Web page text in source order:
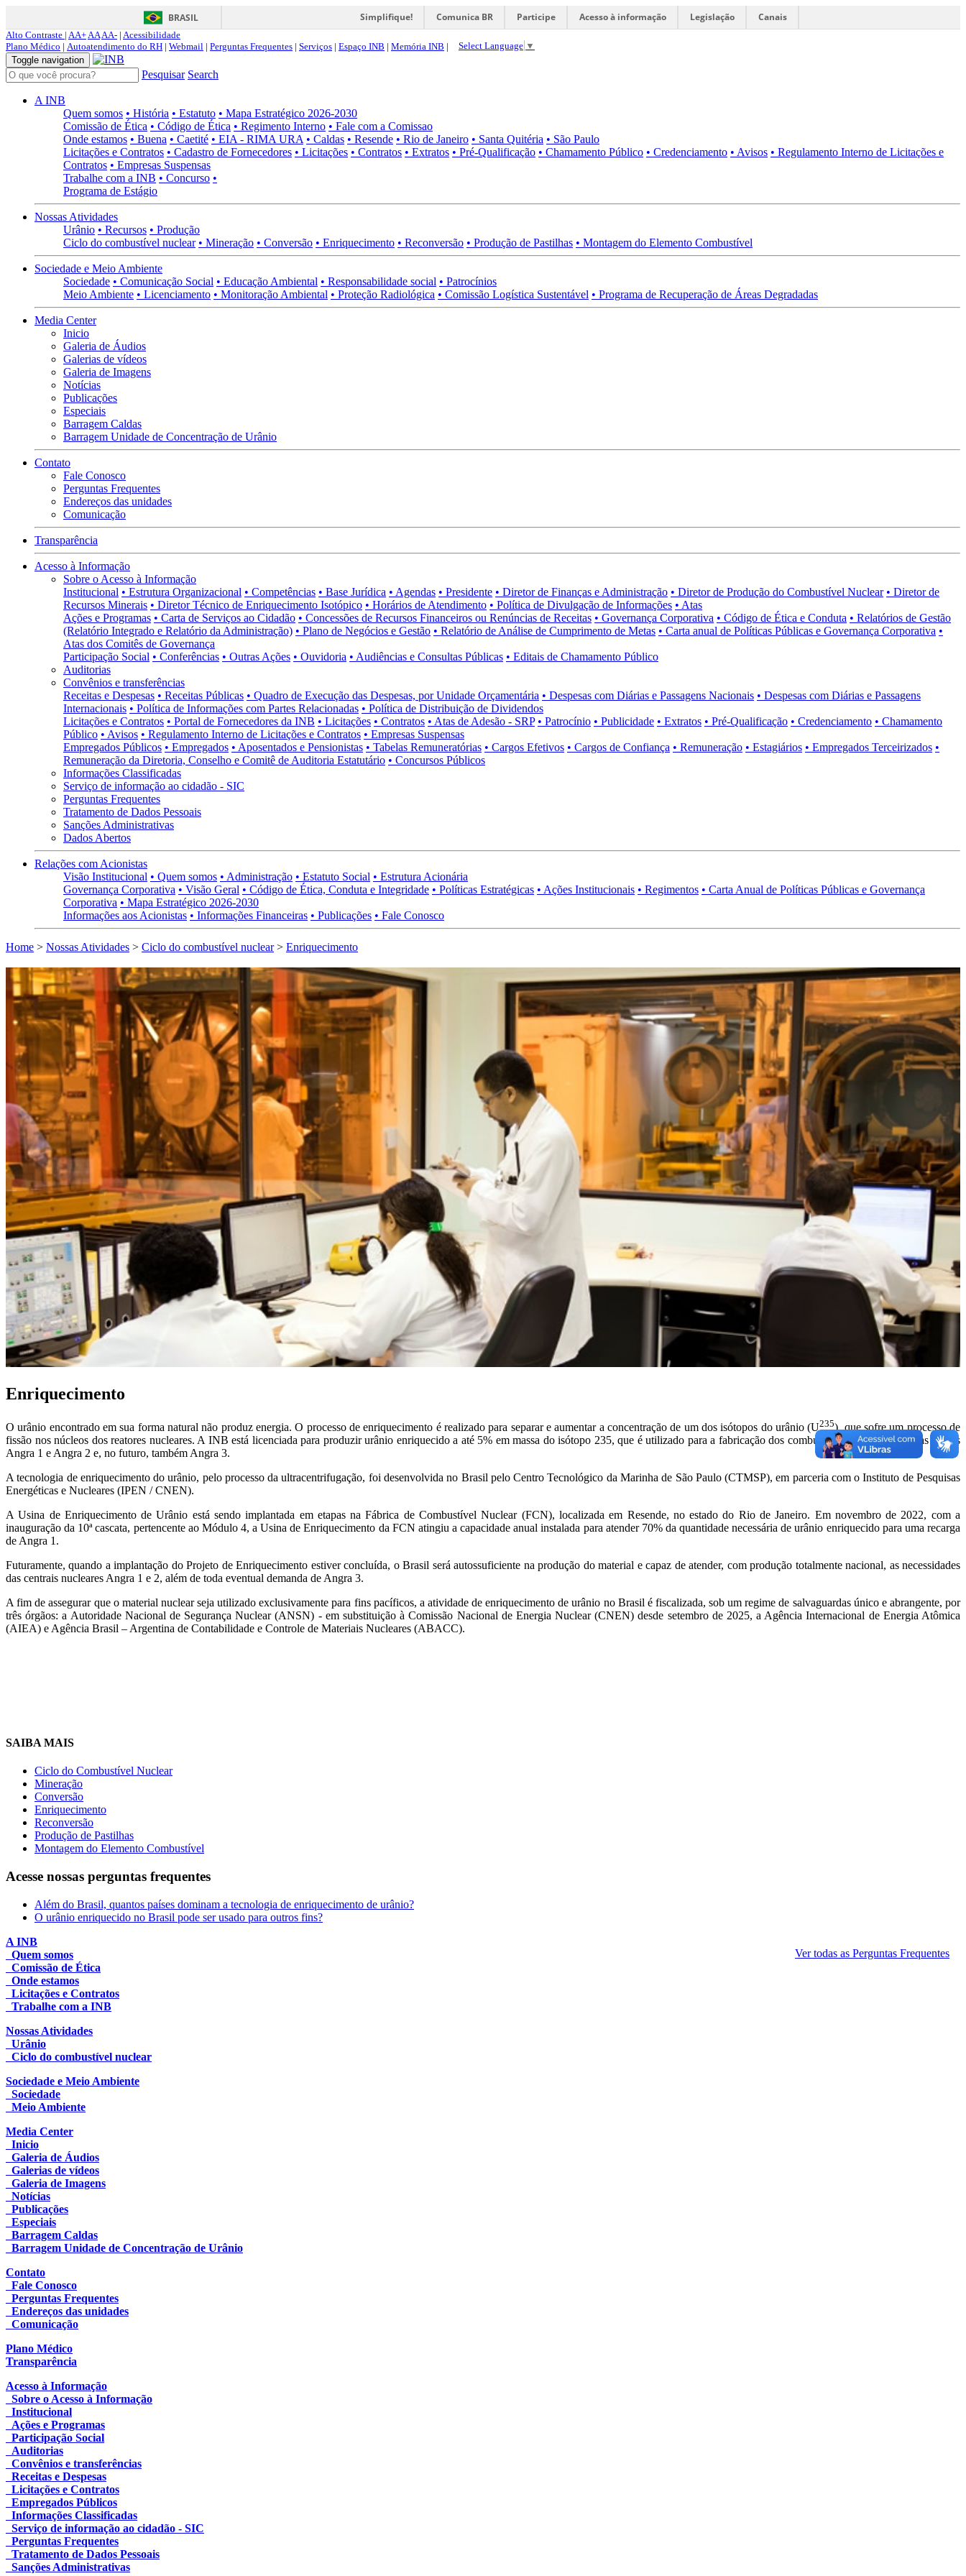
BRASIL Simplifique! Comunica BR Participe Acesso à informação Legislação Canais
Alto Contraste | AA+AAAA- | Acessibilidade
Plano Médico | Autoatendimento do RH | Webmail | Perguntas Frequentes | Serviços | Espaço INB | Memória INB | Select Language ▼
Toggle navigation
Pesquisar Search
A INB
Quem somos • História • Estatuto • Mapa Estratégico 2026-2030
Comissão de Ética • Código de Ética • Regimento Interno • Fale com a Comissao
Onde estamos • Buena • Caetité • EIA - RIMA URA • Caldas • Resende • Rio de Janeiro • Santa Quitéria • São Paulo
Licitações e Contratos • Cadastro de Fornecedores • Licitações • Contratos • Extratos • Pré-Qualificação • Chamamento Público • Credenciamento • Avisos • Regulamento Interno de Licitações e
Contratos • Empresas Suspensas
Trabalhe com a INB • Concurso •
Programa de Estágio
Nossas Atividades
Urânio • Recursos • Produção
Ciclo do combustível nuclear • Mineração • Conversão • Enriquecimento • Reconversão • Produção de Pastilhas • Montagem do Elemento Combustível
Sociedade e Meio Ambiente
Sociedade • Comunicação Social • Educação Ambiental • Responsabilidade social • Patrocínios
Meio Ambiente • Licenciamento • Monitoração Ambiental • Proteção Radiológica • Comissão Logística Sustentável • Programa de Recuperação de Áreas Degradadas
Media Center
Inicio
Galeria de Áudios
Galerias de vídeos
Galeria de Imagens
Notícias
Publicações
Especiais
Barragem Caldas
Barragem Unidade de Concentração de Urânio
Contato
Fale Conosco
Perguntas Frequentes
Endereços das unidades
Comunicação
Transparência
Acesso à Informação
Sobre o Acesso à Informação
Institucional • Estrutura Organizacional • Competências • Base Jurídica • Agendas • Presidente • Diretor de Finanças e Administração • Diretor de Produção do Combustível Nuclear • Diretor de
Recursos Minerais • Diretor Técnico de Enriquecimento Isotópico • Horários de Atendimento • Política de Divulgação de Informações • Atas
Ações e Programas • Carta de Serviços ao Cidadão • Concessões de Recursos Financeiros ou Renúncias de Receitas • Governança Corporativa • Código de Ética e Conduta • Relatórios de Gestão
(Relatório Integrado e Relatório da Administração) • Plano de Negócios e Gestão • Relatório de Análise de Cumprimento de Metas • Carta anual de Políticas Públicas e Governança Corporativa •
Atas dos Comitês de Governança
Participação Social • Conferências • Outras Ações • Ouvidoria • Audiências e Consultas Públicas • Editais de Chamamento Público
Auditorias
Convênios e transferências
Receitas e Despesas • Receitas Públicas • Quadro de Execução das Despesas, por Unidade Orçamentária • Despesas com Diárias e Passagens Nacionais • Despesas com Diárias e Passagens
Internacionais • Política de Informações com Partes Relacionadas • Política de Distribuição de Dividendos
Licitações e Contratos • Portal de Fornecedores da INB • Licitações • Contratos • Atas de Adesão - SRP • Patrocínio • Publicidade • Extratos • Pré-Qualificação • Credenciamento • Chamamento
Público • Avisos • Regulamento Interno de Licitações e Contratos • Empresas Suspensas
Empregados Públicos • Empregados • Aposentados e Pensionistas • Tabelas Remuneratórias • Cargos Efetivos • Cargos de Confiança • Remuneração • Estagiários • Empregados Terceirizados •
Remuneração da Diretoria, Conselho e Comitê de Auditoria Estatutário • Concursos Públicos
Informações Classificadas
Serviço de informação ao cidadão - SIC
Perguntas Frequentes
Tratamento de Dados Pessoais
Sanções Administrativas
Dados Abertos
Relações com Acionistas
Visão Institucional • Quem somos • Administração • Estatuto Social • Estrutura Acionária
Governança Corporativa • Visão Geral • Código de Ética, Conduta e Integridade • Políticas Estratégicas • Ações Institucionais • Regimentos • Carta Anual de Políticas Públicas e Governança
Corporativa • Mapa Estratégico 2026-2030
Informações aos Acionistas • Informações Financeiras • Publicações • Fale Conosco
Home > Nossas Atividades > Ciclo do combustível nuclear> Enriquecimento
Enriquecimento
O urânio encontrado em sua forma natural não produz energia. O processo de enriquecimento é realizado para separar e aumentar a concentração de um dos isótopos do urânio (U235), que sofre um processo de
fissão nos núcleos dos reatores nucleares. A INB está licenciada para produzir urânio enriquecido a até 5% em massa do isótopo 235, que é utilizado para a fabricação dos combustíveis que abastecem as usinas
Angra 1 e Angra 2 e, no futuro, também Angra 3.
A tecnologia de enriquecimento do urânio, pelo processo da ultracentrifugação, foi desenvolvida no Brasil pelo Centro Tecnológico da Marinha de São Paulo (CTMSP), em parceria com o Instituto de Pesquisas
Energéticas e Nucleares (IPEN / CNEN).
A Usina de Enriquecimento de Urânio está sendo implantada em etapas na Fábrica de Combustível Nuclear (FCN), localizada em Resende, no estado do Rio de Janeiro. Em novembro de 2022, com a
inauguração da 10ª cascata, pertencente ao Módulo 4, a Usina de Enriquecimento da FCN atingiu a capacidade anual instalada para atender 70% da quantidade necessária de urânio enriquecido para uma recarga
de Angra 1.
Futuramente, quando a implantação do Projeto de Enriquecimento estiver concluída, o Brasil será autossuficiente na produção do material e capaz de atender, com produção totalmente nacional, as necessidades
das centrais nucleares Angra 1 e 2, além de toda eventual demanda de Angra 3.
A fim de assegurar que o material nuclear seja utilizado exclusivamente para fins pacíficos, a atividade de enriquecimento de urânio no Brasil é fiscalizada, sob um regime de salvaguardas único e abrangente, por
três órgãos: a Autoridade Nacional de Segurança Nuclear (ANSN) - em substituição à Comissão Nacional de Energia Nuclear (CNEN) desde setembro de 2025, a Agência Internacional de Energia Atômica
(AIEA) e Agência Brasil – Argentina de Contabilidade e Controle de Materiais Nucleares (ABACC).
SAIBA MAIS
Ciclo do Combustível Nuclear
Mineração
Conversão
Enriquecimento
Reconversão
Produção de Pastilhas
Montagem do Elemento Combustível
Acesse nossas perguntas frequentes
Além do Brasil, quantos países dominam a tecnologia de enriquecimento de urânio?
O urânio enriquecido no Brasil pode ser usado para outros fins?
Ver todas as Perguntas Frequentes
A INB
Quem somos
Comissão de Ética
Onde estamos
Licitações e Contratos
Trabalhe com a INB
Nossas Atividades
Urânio
Ciclo do combustível nuclear
Sociedade e Meio Ambiente
Sociedade
Meio Ambiente
Media Center
Inicio
Galeria de Áudios
Galerias de vídeos
Galeria de Imagens
Notícias
Publicações
Especiais
Barragem Caldas
Barragem Unidade de Concentração de Urânio
Contato
Fale Conosco
Perguntas Frequentes
Endereços das unidades
Comunicação
Plano Médico
Transparência
Acesso à Informação
Sobre o Acesso à Informação
Institucional
Ações e Programas
Participação Social
Auditorias
Convênios e transferências
Receitas e Despesas
Licitações e Contratos
Empregados Públicos
Informações Classificadas
Serviço de informação ao cidadão - SIC
Perguntas Frequentes
Tratamento de Dados Pessoais
Sanções Administrativas